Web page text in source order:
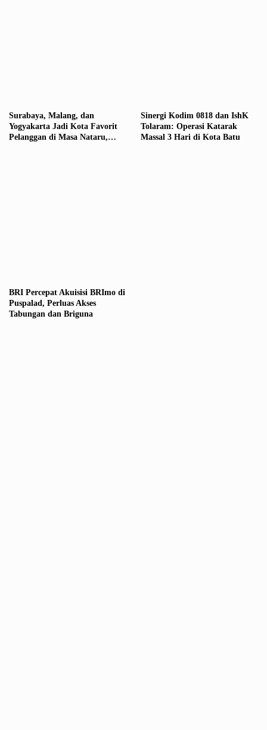
Surabaya, Malang, dan
Yogyakarta Jadi Kota Favorit
Pelanggan di Masa Nataru,
Sinergi Kodim 0818 dan IshK
Tolaram: Operasi Katarak
Massal 3 Hari di Kota Batu
BRI Percepat Akuisisi BRImo di
Puspalad, Perluas Akses
Tabungan dan Briguna